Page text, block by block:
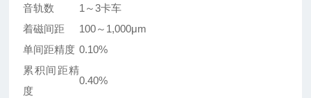
音轨数
1～3卡车
着磁间距
100～1,000μm
单间距精度 0.10%
累积间距精
度
0.40%